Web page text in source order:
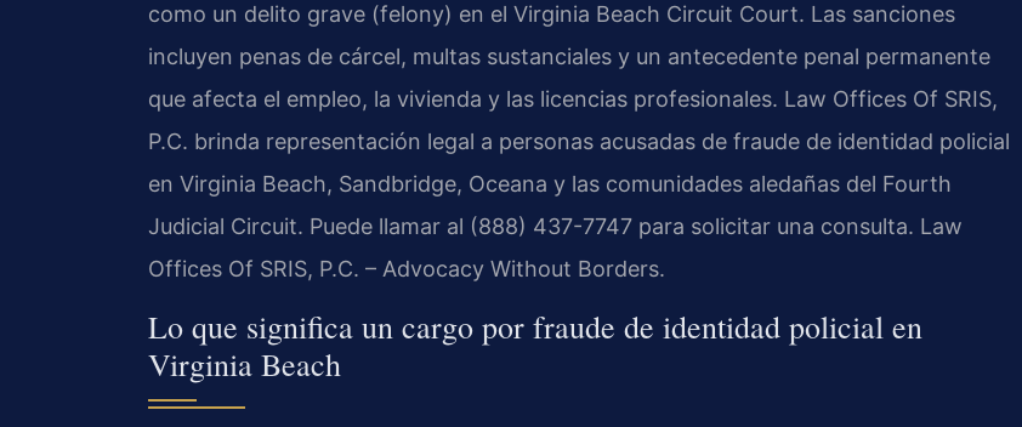
como un delito grave (felony) en el Virginia Beach Circuit Court. Las sanciones
incluyen penas de cárcel, multas sustanciales y un antecedente penal permanente
que afecta el empleo, la vivienda y las licencias profesionales. Law Offices Of SRIS,
P.C. brinda representación legal a personas acusadas de fraude de identidad policial
en Virginia Beach, Sandbridge, Oceana y las comunidades aledañas del Fourth
Judicial Circuit. Puede llamar al (888) 437-7747 para solicitar una consulta. Law
Offices Of SRIS, P.C. – Advocacy Without Borders.
Lo que significa un cargo por fraude de identidad policial en
Virginia Beach